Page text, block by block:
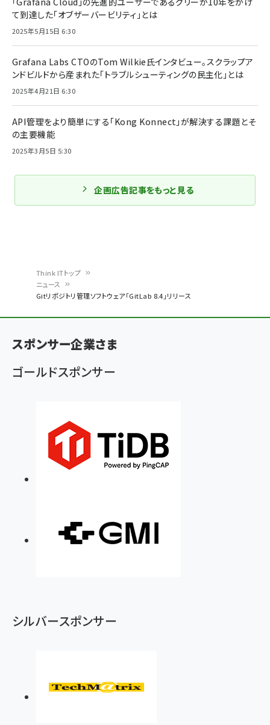
ン
く
ず
Think ITトップ
ニュース
Gitリポジトリ管理ソフトウェア「GitLab 8.4」リリース
て到達した「オブザーバービリティ」とは
2025年5月15日 6:30
Grafana Labs CTOのTom Wilkie氏インタビュー。スクラップア
ンドビルドから産まれた「トラブルシューティングの民主化」とは
2025年4月21日 6:30
API管理をより簡単にする「Kong Konnect」が解決する課題とそ
の主要機能
2025年3月5日 5:30
企画広告記事をもっと見る
スポンサー企業さま
ゴールドスポンサー
シルバースポンサー